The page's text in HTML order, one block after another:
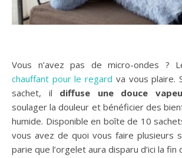
Vous n’avez pas de micro-ondes ?
chauffant pour le regard va vous plaire.
sachet, il diffuse une douce
soulager la douleur et bénéficier des
humide. Disponible en boîte de 10
vous avez de quoi vous faire plusieurs
parie que l’orgelet aura disparu d’ici la fin